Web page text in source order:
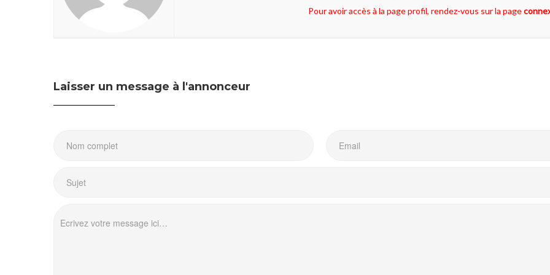
Pour avoir accès à la page profil, rendez-vous sur la page
Laisser un message à l'annonceur